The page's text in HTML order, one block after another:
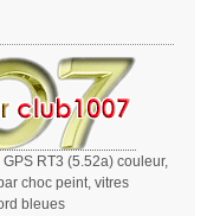
RT3 (5.52a) couleur,
choc peint, vitres
bleues